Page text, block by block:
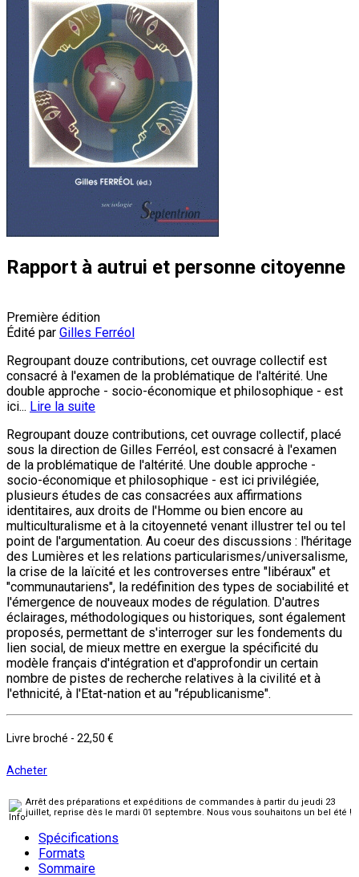
Rapport à autrui et personne citoyenne
Première édition
Édité par Gilles Ferréol
Regroupant douze contributions, cet ouvrage collectif est
consacré à l'examen de la problématique de l'altérité. Une
double approche - socio-économique et philosophique - est
ici... Lire la suite
Regroupant douze contributions, cet ouvrage collectif, placé
sous la direction de Gilles Ferréol, est consacré à l'examen
de la problématique de l'altérité. Une double approche -
socio-économique et philosophique - est ici privilégiée,
plusieurs études de cas consacrées aux affirmations
identitaires, aux droits de l'Homme ou bien encore au
multiculturalisme et à la citoyenneté venant illustrer tel ou tel
point de l'argumentation. Au coeur des discussions : l'héritage
des Lumières et les relations particularismes/universalisme,
la crise de la laïcité et les controverses entre "libéraux" et
"communautariens", la redéfinition des types de sociabilité et
l'émergence de nouveaux modes de régulation. D'autres
éclairages, méthodologiques ou historiques, sont également
proposés, permettant de s'interroger sur les fondements du
lien social, de mieux mettre en exergue la spécificité du
modèle français d'intégration et d'approfondir un certain
nombre de pistes de recherche relatives à la civilité et à
l'ethnicité, à l'Etat-nation et au "républicanisme".
Livre broché - 22,50 €
Acheter
Arrêt des préparations et expéditions de commandes à partir du jeudi 23
juillet, reprise dès le mardi 01 septembre. Nous vous souhaitons un bel été !
Spécifications
Formats
Sommaire